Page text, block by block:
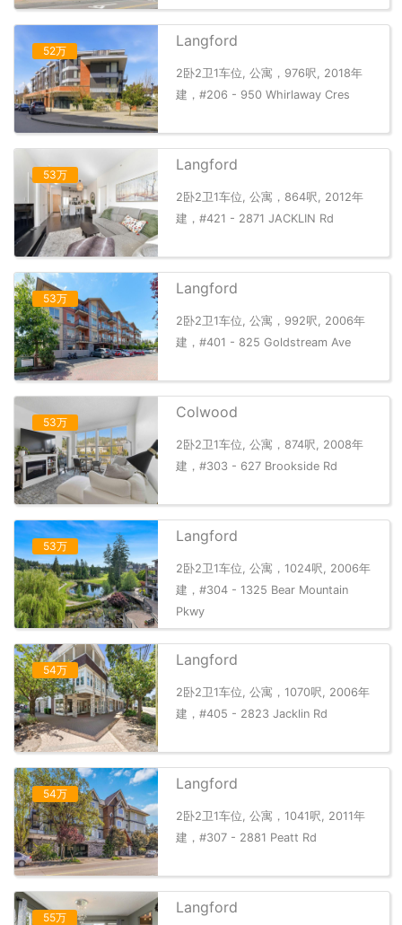
52万
Langford
2卧2卫1车位, 公寓，976呎, 2018年
建，#206 - 950 Whirlaway Cres
53万
Langford
2卧2卫1车位, 公寓，864呎, 2012年
建，#421 - 2871 JACKLIN Rd
53万
Langford
2卧2卫1车位, 公寓，992呎, 2006年
建，#401 - 825 Goldstream Ave
53万
Colwood
2卧2卫1车位, 公寓，874呎, 2008年
建，#303 - 627 Brookside Rd
53万
Langford
2卧2卫1车位, 公寓，1024呎, 2006年
建，#304 - 1325 Bear Mountain
Pkwy
54万
Langford
2卧2卫1车位, 公寓，1070呎, 2006年
建，#405 - 2823 Jacklin Rd
54万
Langford
2卧2卫1车位, 公寓，1041呎, 2011年
建，#307 - 2881 Peatt Rd
55万
Langford